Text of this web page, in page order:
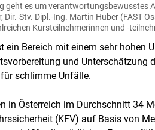
geht es um verantwortungsbewusstes
Dir.-Stv. Dipl.-Ing. Martin Huber (FAST
Kursteilnehmerinnen und -
ein Bereich mit einem sehr hohen
und Unterschätzung
schlimme Unfälle.
in Österreich im Durchschnitt 34
(KFV) auf Basis von